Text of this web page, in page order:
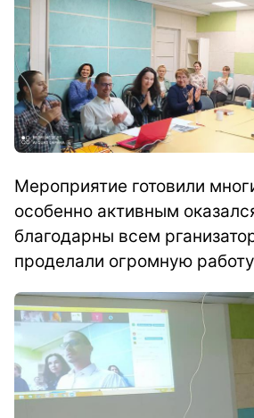
Мероприятие готовили
особенно активным
благодарны всем
проделали огромную